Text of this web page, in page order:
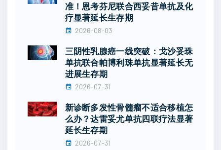
准！恩考芬尼联合西妥昔单抗及化
疗显著延长生存期
2026-08-03
三阴性乳腺癌一线突破：戈沙妥珠
单抗联合帕博利珠单抗显著延长无
进展生存期
2026-07-31
新诊断多发性骨髓瘤不适合移植怎
么办？达雷妥尤单抗四联疗法显著
延长生存期
2026-07-31